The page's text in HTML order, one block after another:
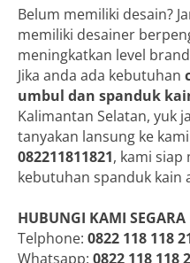
Belum memiliki desain?
memiliki desainer
meningkatkan level
Jika anda ada kebutuhan
umbul dan spanduk
Kalimantan Selatan, yuk
tanyakan lansung ke
082211811821, kami
kebutuhan spanduk kain
HUBUNGI KAMI
Telphone: 0822 118 118
Whatsapp: 0822 118 118